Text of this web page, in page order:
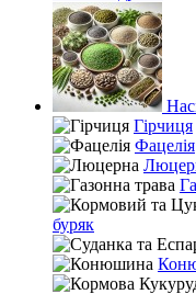
Гірчиця
Фацелія
буряк